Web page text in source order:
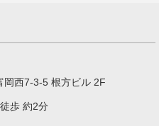
岡西7-3-5 根方ビル 2F
歩 約2分